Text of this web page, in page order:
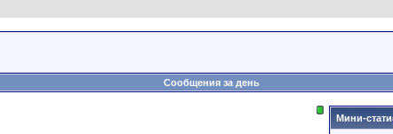
Сообщения за день
Мини-